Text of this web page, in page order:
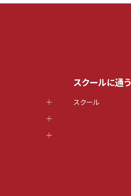
スクールに通う
スクール